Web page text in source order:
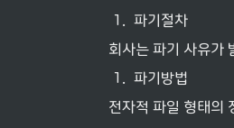
1
파기절차
회사는 파기 사유가
1
파기방법
전자적 파일 형태의